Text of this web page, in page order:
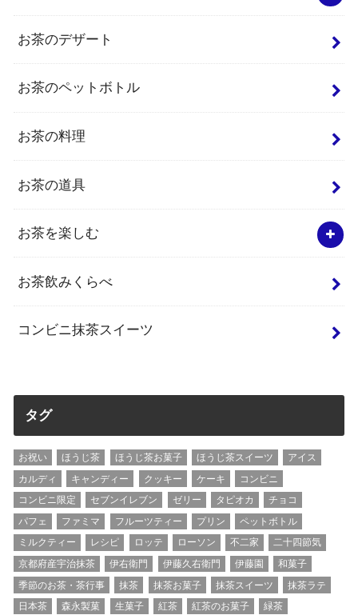
お茶のデザート
お茶のペットボトル
お茶の料理
お茶の道具
お茶を楽しむ
お茶飲みくらべ
コンビニ抹茶スイーツ
タグ
お祝い ほうじ茶 ほうじ茶お菓子 ほうじ茶スイーツ
アイス
カルディ
キャンディー クッキー ケーキ
コンビニ
コンビニ限定
セブンイレブン ゼリー タピオカ
チョコ
パフェ
ファミマ フルーツティー プリン
ペットボトル
ミルクティー
レシピ ロッテ ローソン 不二家
二十四節気
京都府産宇治抹茶
伊右衛門 伊藤久右衛門 伊藤園
和菓子
季節のお茶・茶行事
抹茶 抹茶お菓子 抹茶スイーツ
抹茶ラテ
日本茶
森永製菓 生菓子 紅茶 紅茶のお菓子 緑茶